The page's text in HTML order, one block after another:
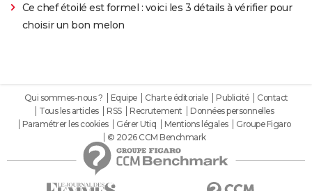
Ce chef étoilé est formel : voici les 3 détails à vérifier pour
choisir un bon melon
Qui sommes-nous ? Equipe Charte éditoriale Publicité
Contact
Tous les articles
RSS Recrutement
Données personnelles
Paramétrer les cookies
Gérer Utiq Mentions légales
Groupe Figaro
© 2026 CCM Benchmark